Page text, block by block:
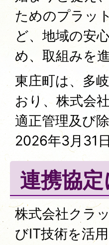
ためのプラッ
ど、地域の安
め、取組みを
東庄町は、多
おり、株式会
適正管理及び
2026年3月31
連携協
株式会社クラ
びIT技術を活